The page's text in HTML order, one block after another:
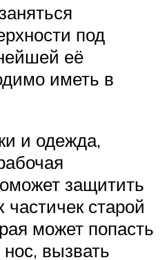
под
её
иметь в
и одежда,
защитить
частичек старой
может попасть
нос, вызвать